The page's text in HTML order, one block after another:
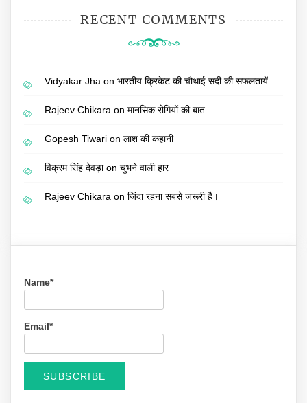
RECENT COMMENTS
Vidyakar Jha on भारतीय क्रिकेट की चौथाई सदी की सफलतायें
Rajeev Chikara on मानसिक रोगियों की बात
Gopesh Tiwari on लाश की कहानी
विक्रम सिंह देवड़ाon चुभने वाली हार
Rajeev Chikara on जिंदा रहना सबसे जरूरी है।
Name*
Email*